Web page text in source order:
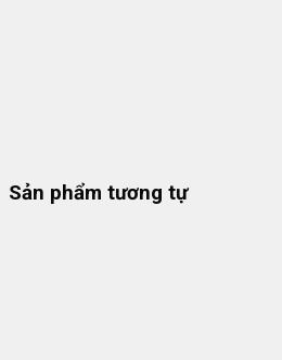
Sản phẩm tương tự